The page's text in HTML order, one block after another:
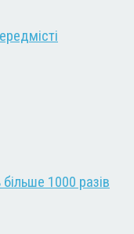
1000 разів